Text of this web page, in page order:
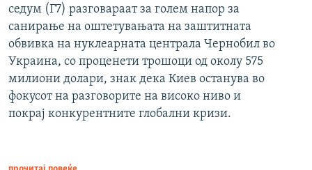
седум (Г7) разговараат за голем напор за
санирање на оштетувањата на заштитната
обвивка на нуклеарната централа Чернобил во
Украина, со проценети трошоци од околу 575
милиони долари, знак дека Киев останува во
фокусот на разговорите на високо ниво и
покрај конкурентните глобални кризи.